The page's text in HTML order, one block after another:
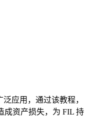
应用，通过该教程，
成资产损失，为 FIL 持